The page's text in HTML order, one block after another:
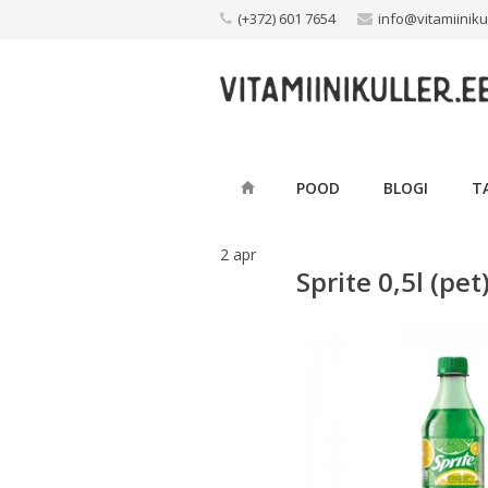
(+372) 601 7654
POOD BLOGI
2 apr
Sprite 0,5l (pet)